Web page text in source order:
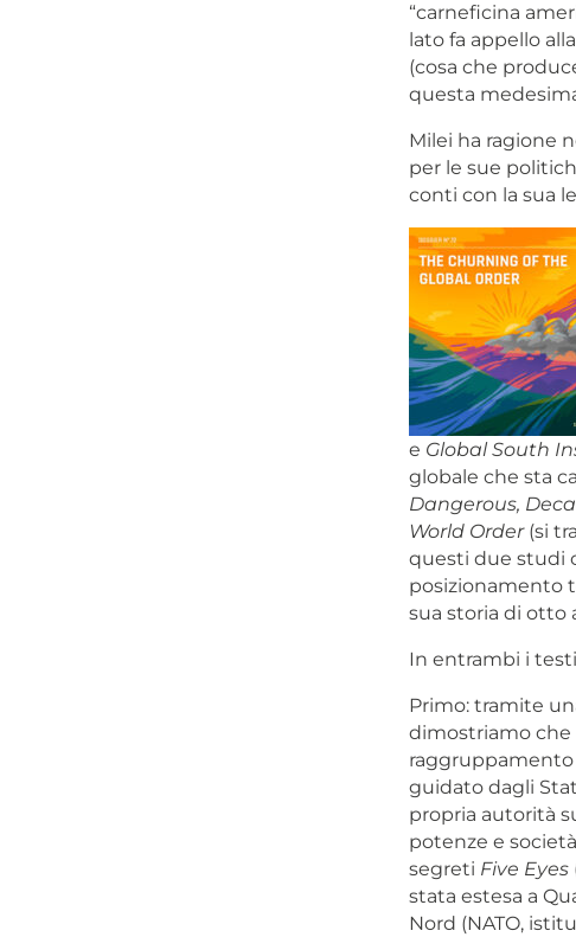
“carneficina
lato fa appello
(cosa che
questa
Milei ha ragione
per le sue
conti con la sua
e Global South
globale che sta
Dangerous,
World Order (si
questi due studi
posizionamento
sua storia di otto
In entrambi i
Primo: tramite
dimostriamo che
raggruppamento
guidato dagli
propria autorità
potenze e
segreti Five Eyes
stata estesa a
Nord (NATO,